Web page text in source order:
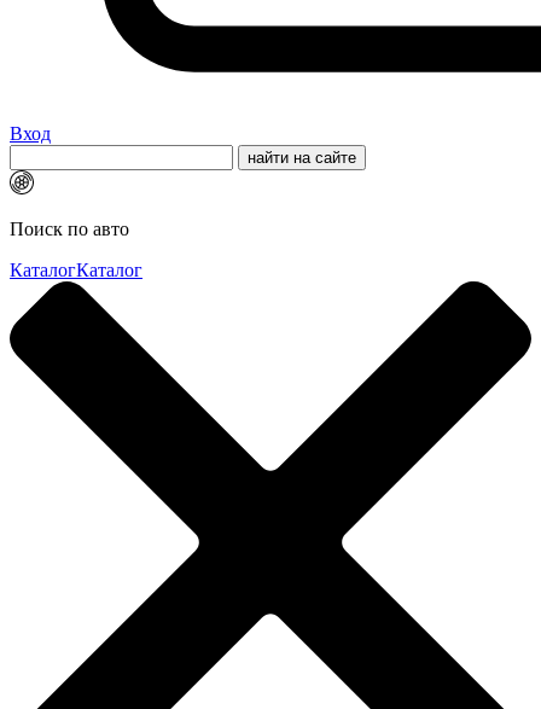
Вход
Поиск по авто
КаталогКаталог